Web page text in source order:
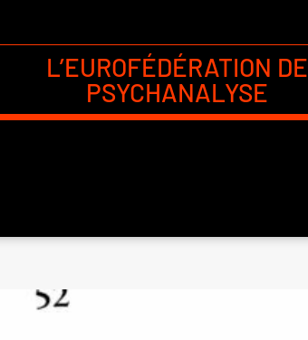
L’EUROFÉDÉRATION DE
PSYCHANALYSE